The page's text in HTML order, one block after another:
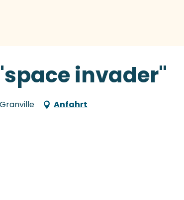
invader"
Anfahrt